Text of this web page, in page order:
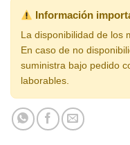
Información
La disponibilidad de los
En caso de no
suministra bajo pedido
laborables.